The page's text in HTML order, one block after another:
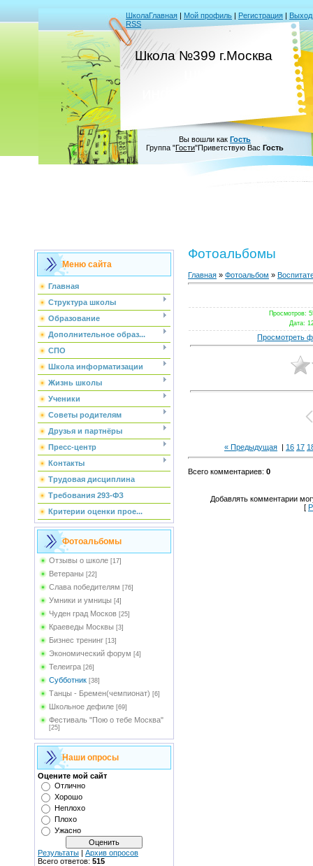
ШколаГлавная | Мой профиль | Регистрация | Выход
RSS
Школа №399 г.Москва
Вы вошли как Гость
Группа "Гости"Приветствую Вас Гость
Меню сайта
Главная
Структура школы
Образование
Дополнительное образ...
СПО
Школа информатизации
Жизнь школы
Ученики
Советы родителям
Друзья и партнёры
Пресс-центр
Контакты
Трудовая дисциплина
Требования 293-ФЗ
Критерии оценки прое...
Фотоальбомы
Отзывы о школе [17]
Ветераны [22]
Слава победителям [76]
Умники и умницы [4]
Чуден град Москов [25]
Краеведы Москвы [3]
Бизнес тренинг [13]
Экономический форум [4]
Телеигра [26]
Субботник [38]
Танцы - Бремен(чемпионат) [6]
Школьное дефиле [69]
Фестиваль "Пою о тебе Москва"
[25]
Наши опросы
Оцените мой сайт
Отлично
Хорошо
Неплохо
Плохо
Ужасно
Результаты | Архив опросов
Всего ответов: 515
Фотоальбомы
Главная » Фотоальбом »
Просмотров:
Дата:
Просмотреть
« Предыдущая | 16 17
Всего комментариев: 0
Добавлять комментарии
[